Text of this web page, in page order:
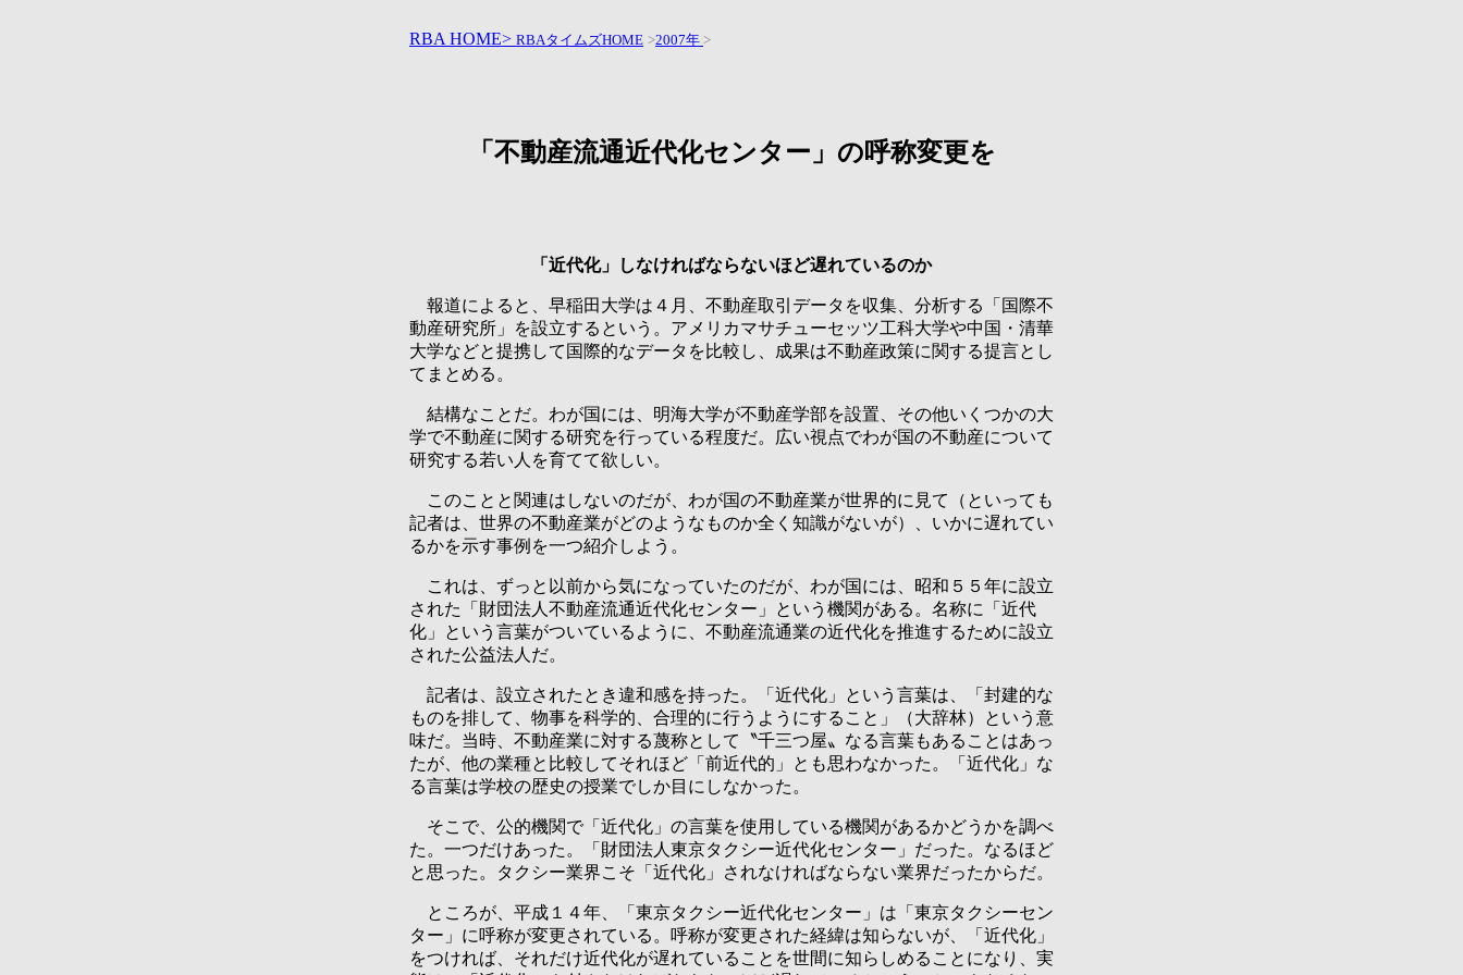
RBA HOME> RBAタイムズHOME >2007年 >
「不動産流通近代化センター」の呼称変更を
「近代化」しなければならないほど遅れているのか
報道によると、早稲田大学は４月、不動産取引データを収集、分析する「国際不
動産研究所」を設立するという。アメリカマサチューセッツ工科大学や中国・清華
大学などと提携して国際的なデータを比較し、成果は不動産政策に関する提言とし
てまとめる。
結構なことだ。わが国には、明海大学が不動産学部を設置、その他いくつかの大
学で不動産に関する研究を行っている程度だ。広い視点でわが国の不動産について
研究する若い人を育てて欲しい。
このことと関連はしないのだが、わが国の不動産業が世界的に見て（といっても
記者は、世界の不動産業がどのようなものか全く知識がないが）、いかに遅れてい
るかを示す事例を一つ紹介しよう。
これは、ずっと以前から気になっていたのだが、わが国には、昭和５５年に設立
された「財団法人不動産流通近代化センター」という機関がある。名称に「近代
化」という言葉がついているように、不動産流通業の近代化を推進するために設立
された公益法人だ。
記者は、設立されたとき違和感を持った。「近代化」という言葉は、「封建的な
ものを排して、物事を科学的、合理的に行うようにすること」（大辞林）という意
味だ。当時、不動産業に対する蔑称として〝千三つ屋〟なる言葉もあることはあっ
たが、他の業種と比較してそれほど「前近代的」とも思わなかった。「近代化」な
る言葉は学校の歴史の授業でしか目にしなかった。
そこで、公的機関で「近代化」の言葉を使用している機関があるかどうかを調べ
た。一つだけあった。「財団法人東京タクシー近代化センター」だった。なるほど
と思った。タクシー業界こそ「近代化」されなければならない業界だったからだ。
ところが、平成１４年、「東京タクシー近代化センター」は「東京タクシーセン
ター」に呼称が変更されている。呼称が変更された経緯は知らないが、「近代化」
をつければ、それだけ近代化が遅れていることを世間に知らしめることになり、実